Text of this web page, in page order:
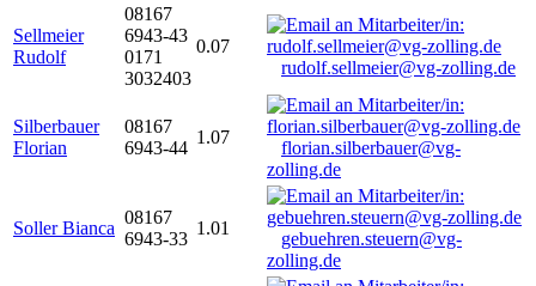
Sellmeier
Rudolf
08167
6943-43
0171
3032403
0.07
rudolf.sellmeier@vg-zolling.de
Silberbauer
Florian
08167
6943-44
1.07
florian.silberbauer@vg-
zolling.de
Soller Bianca
08167
6943-33
1.01
gebuehren.steuern@vg-
zolling.de